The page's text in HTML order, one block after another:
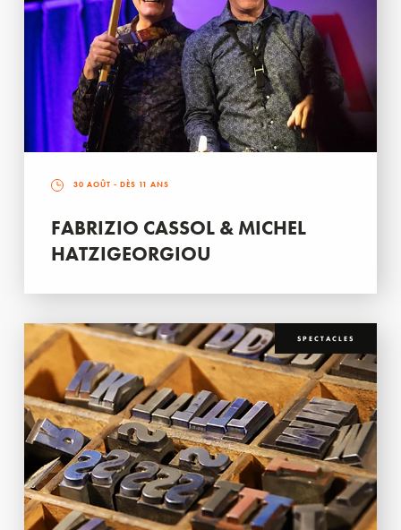
30 AOÛT - DÈS 11 ANS
FABRIZIO CASSOL & MICHEL
HATZIGEORGIOU
SPECTACLES